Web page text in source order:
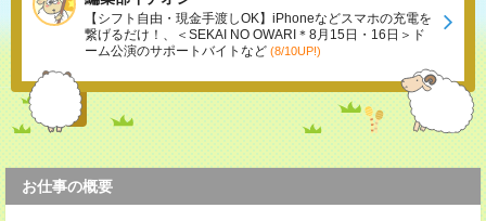
【シフト自由・現金手渡しOK】iPhoneなどスマホの充電を
繋げるだけ！、＜SEKAI NO OWARI＊8月15日・16日＞ド
ーム公演のサポートバイトなど (8/10UP!)
お仕事の概要